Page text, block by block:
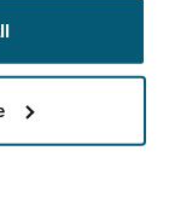
Current market/
El Salvador